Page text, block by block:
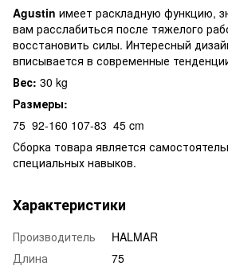
Agustin имеет раскладную функцию,
вам расслабиться после тяжелого
восстановить силы. Интересный
вписывается в современные
Вес: 30 kg
Размеры:
75 92-160 107-83 45 cm
Сборка товара является
специальных навыков.
Характеристики
Производитель
HALMAR
Длина
75